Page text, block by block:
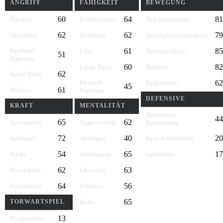
ANGRIFF
Flanken 60
Abschluss 62
Kopfball-
Präzision
51
Kurze Pässe 62
Volleys 61
KRAFT
Sprungkraft 65
Ausdauer 72
Stärke 54
Schusskraft 62
Fernschüsse 64
TORWARTSPIEL
Flugparaden 13
FÄHIGKEIT
Ballkontrolle 64
Dribbling 62
Effet 61
Lange Pässe 60
Freistoß-
Präzision
45
MENTALITÄT
Aggressivität 62
Abfangen 40
Stellungssp. 65
Übersicht 63
Elfmeter 56
Ruhe 65
BEWEGUNG
Beschleunigung 81
Sprintgeschwindigkeit 79
Beweglichkeit 85
Balance 82
Reaktionen 62
DEFENSIVE
Defensives
Bewusstsein
44
Faire Zweikämpfe 20
Grätschen 17